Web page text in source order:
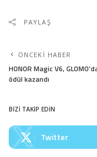
PAYLAŞ
ÖNCEKI HABER
HONOR Magic V6,
ödül kazandı
BİZİ TAKİP EDİN
Twitter